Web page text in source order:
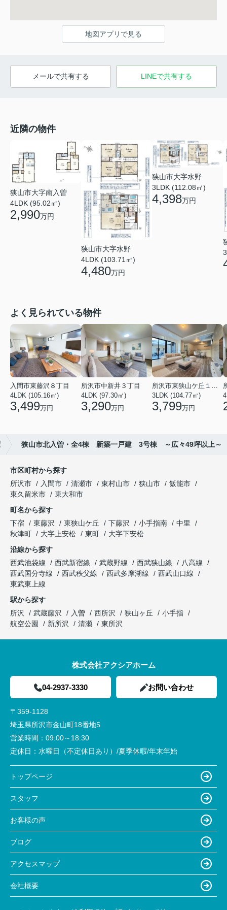
地図アプリで見る
メールで共有する LINEで共有する
近隣の物件
狭山市大字南入曽
4LDK (95.02㎡)
2,990万円
狭山市大字水野
4LDK (103.71㎡)
4,480万円
狭山市大字水野
3LDK (112.08㎡)
4,398万円
よく見られている物件
入間市東藤沢８丁目
4LDK (105.16㎡)
3,499万円
所沢市中新井３丁目
4LDK (97.30㎡)
3,290万円
所沢市東狭山ケ丘１丁目
3LDK (104.77㎡)
3,799万円
狭山市北入曽・全4棟 新築一戸建 3号棟 ～広々49坪以上～
市区町村から探す
所沢市
入間市 清瀬市 東村山市 狭山市
飯能市
東久留米市
東大和市
町名から探す
下宿
東藤沢 東狭山ケ丘 下藤沢 小手指南
中里
秋津町
大字上安松 東町
大字下安松
沿線から探す
西武池袋線
西武新宿線 武蔵野線 西武狭山線
八高線
西武国分寺線
西武秩父線 西武多摩湖線
西武山口線
東武東上線
駅から探す
所沢
武蔵藤沢 入曽 西所沢 狭山ヶ丘
小手指
航空公園
新所沢 清瀬 東所沢
株式会社アクシアホーム
04-2937-3330 お問い合わせ
〒359-1128
埼玉県所沢市金山町18番地5
営業時間： 09:00～18:30
定休日： 水曜日（不定休日あり）/夏季休暇/年末年始
トップページ
スタッフ
お客様の声
ブログ
アクセスマップ
会社概要